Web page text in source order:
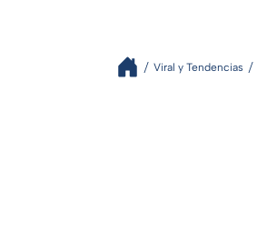
Viral y Tendencias